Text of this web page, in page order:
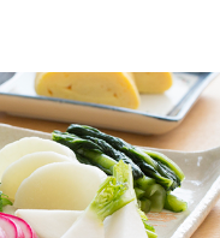
社会貢献 品質保証